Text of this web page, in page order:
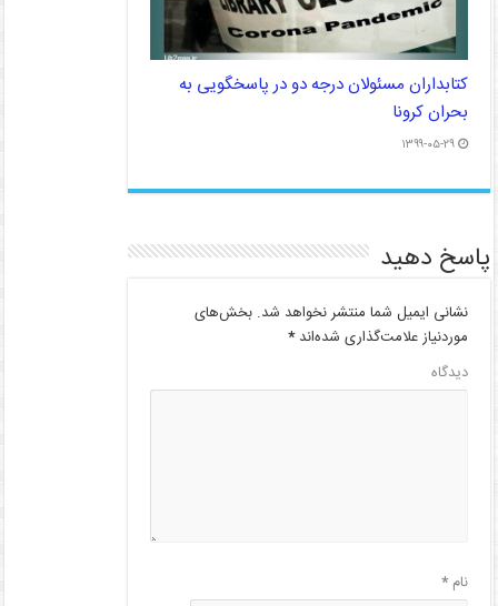
کتابداران مسئولان درجه دو در پاسخگویی به
بحران کرونا
۱۳۹۹-۰۵-۲۹
پاسخ دهید
نشانی ایمیل شما منتشر نخواهد شد. بخش‌های
موردنیاز علامت‌گذاری شده‌اند*
دیدگاه
نام*